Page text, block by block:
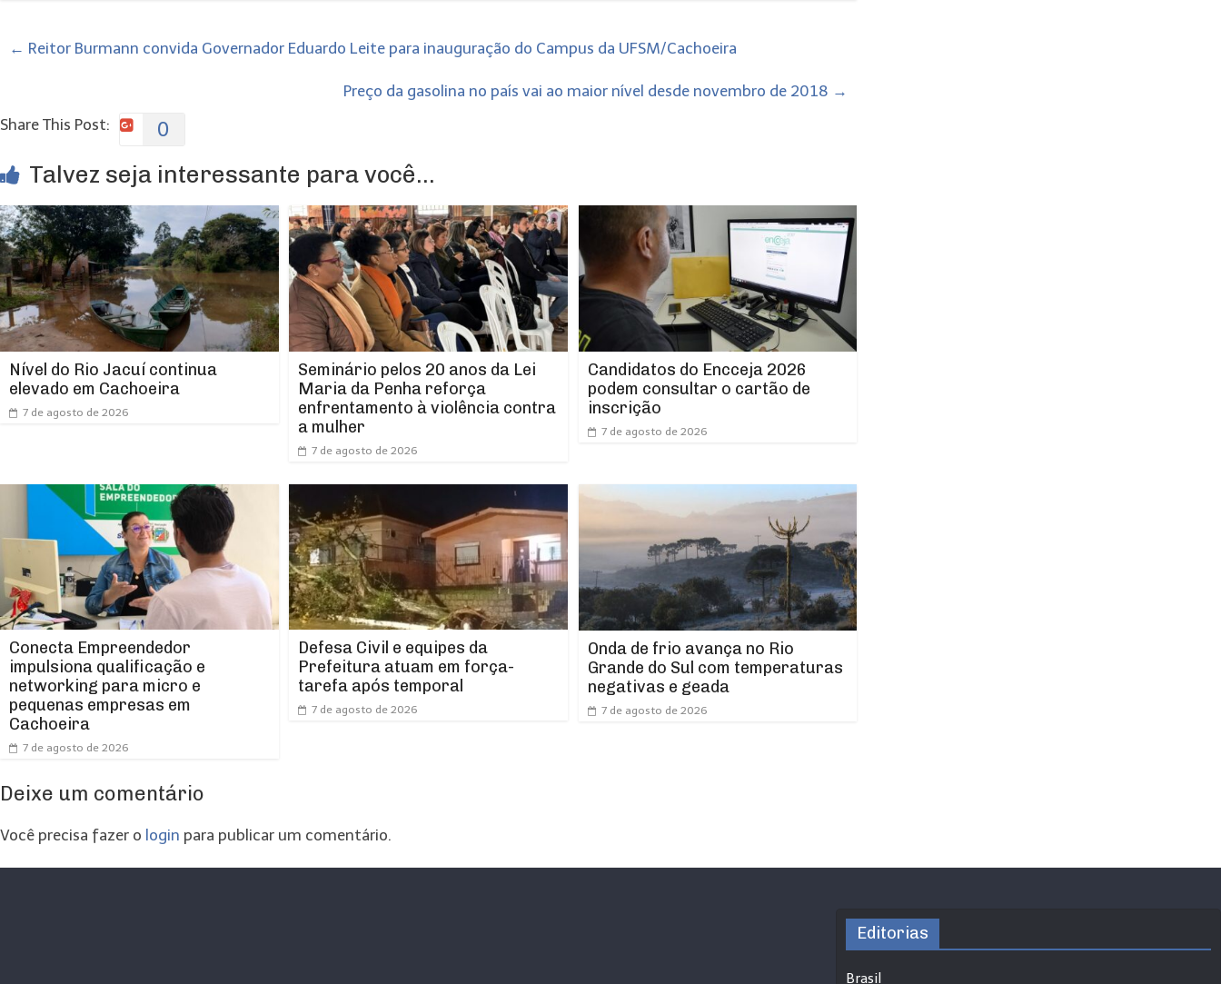
← Reitor Burmann convida Governador Eduardo Leite para inauguração do Campus da UFSM/Cachoeira
Preço da gasolina no país vai ao maior nível desde novembro de 2018 →
Share This Post:
0
Talvez seja interessante para você...
Nível do Rio Jacuí continua
elevado em Cachoeira
7 de agosto de 2026
Seminário pelos 20 anos da Lei
Maria da Penha reforça
enfrentamento à violência contra
a mulher
7 de agosto de 2026
Candidatos do Encceja 2026
podem consultar o cartão de
inscrição
7 de agosto de 2026
Conecta Empreendedor
impulsiona qualificação e
networking para micro e
pequenas empresas em
Cachoeira
7 de agosto de 2026
Defesa Civil e equipes da
Prefeitura atuam em força-
tarefa após temporal
7 de agosto de 2026
Onda de frio avança no Rio
Grande do Sul com temperaturas
negativas e geada
7 de agosto de 2026
Deixe um comentário
Você precisa fazer o login para publicar um comentário.
Editorias
Brasil